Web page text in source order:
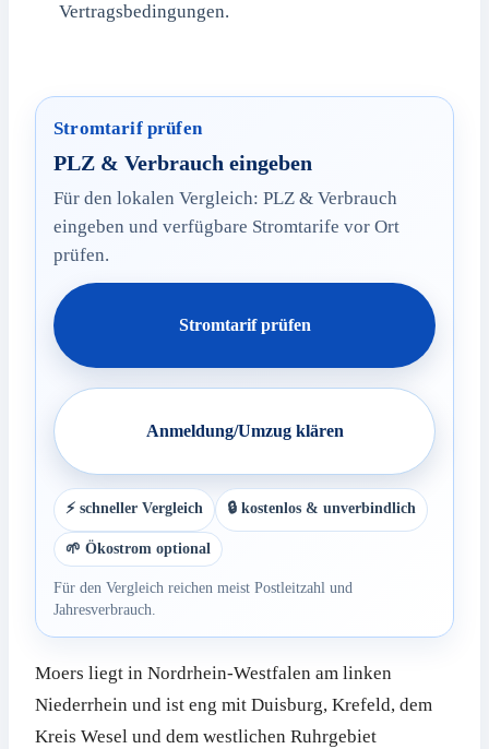
Vertragsbedingungen.
Stromtarif prüfen
PLZ & Verbrauch eingeben
Für den lokalen Vergleich: PLZ & Verbrauch
eingeben und verfügbare Stromtarife vor Ort
prüfen.
Stromtarif prüfen
Anmeldung/Umzug klären
⚡ schneller Vergleich 🔒 kostenlos & unverbindlich
🌱 Ökostrom optional
Für den Vergleich reichen meist Postleitzahl und
Jahresverbrauch.
Moers liegt in Nordrhein-Westfalen am linken
Niederrhein und ist eng mit Duisburg, Krefeld, dem
Kreis Wesel und dem westlichen Ruhrgebiet